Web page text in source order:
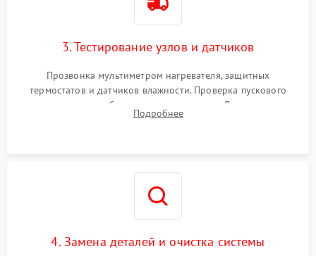
3. Тестирование узлов и датчиков
Прозвонка мультиметром нагревателя, защитных
термостатов и датчиков влажности. Проверка пускового
конденсатора, обмоток мотора и помпы. Для машин с
тепловым насосом — диагностика работы компрессора и
Подробнее
4. Замена деталей и очистка системы